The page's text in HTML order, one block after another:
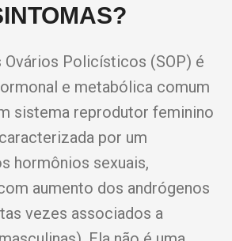
Ovários Policísticos (SOP) é
e metabólica comum
sistema reprodutor feminino
por um
hormônios sexuais,
aumento dos andrógenos
vezes associados a